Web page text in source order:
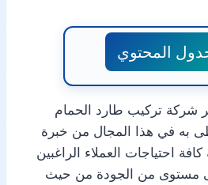
المحتوي
شركة تركيب طارد الحمام
به في هذا المجال من خبرة
احتياجات العملاء الراغبين
مستوى من الجودة من حيث